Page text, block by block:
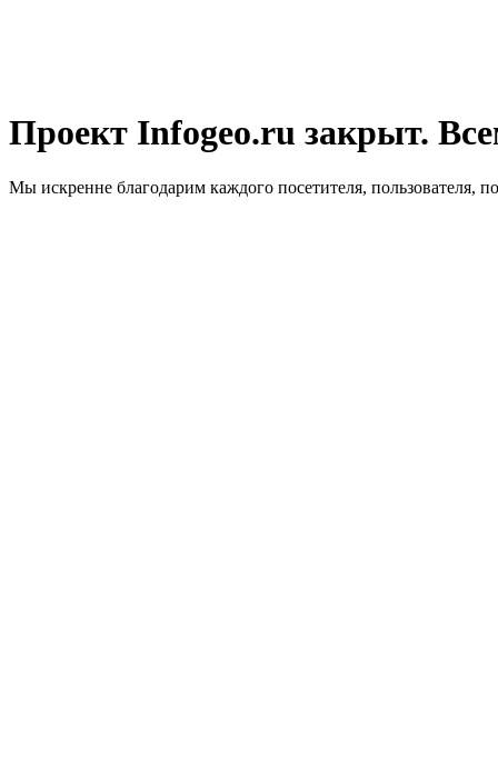
Проект Infogeo.ru закрыт.
Мы искренне благодарим каждого посетителя, пользователя,